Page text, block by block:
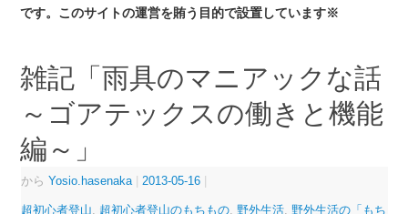
です。このサイトの運営を賄う目的で設置しています※
雑記「雨具のマニアックな話
～ゴアテックスの働きと機能
編～」
から Yosio.hasenaka 2013-05-16
超初心者登山 超初心者登山のもちもの, 野外生活, 野外生活の「もち